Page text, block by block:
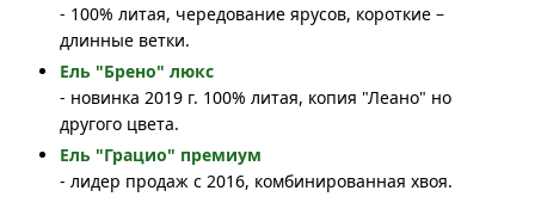
- 100% литая, чередование ярусов, короткие –
длинные ветки.
Ель "Брено" люкс
- новинка 2019 г. 100% литая, копия "Леано" но
другого цвета.
Ель "Грацио" премиум
- лидер продаж с 2016, комбинированная хвоя.